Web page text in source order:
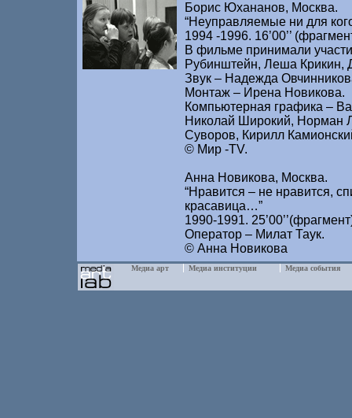
Борис Юхананов, Москва.
“Неуправляемые ни для
1994 -1996. 16’00’’
В фильме принимали
Рубинштейн, Леша Крикин,
Звук – Надежда
Монтаж – Ирена Новикова.
Компьютерная графика –
Николай Широкий, Норман
Суворов, Кирилл
© Мир -TV.
Анна Новикова, Москва.
“Нравится – не нравится,
красавица…”
1990-1991.
Оператор – Милат Таук.
© Анна Новикова
Медиа арт Медиа институции Медиа события